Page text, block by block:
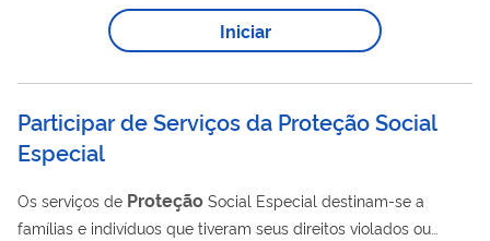
internação, semiliberdade ou meio aberto. Ela estabelece a
Atenção Primária à Saúde (APS) como ponto focal do
saúde e socioeducação.
Iniciar
Participar de Serviços da Proteção Social
Especial
Os serviços de Proteção Social Especial destinam-se a
famílias e indivíduos que tiveram seus direitos violados ou